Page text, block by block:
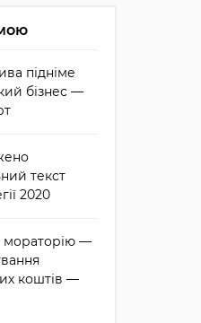
підніме
бізнес —
текст
2020
мораторію —
коштів —